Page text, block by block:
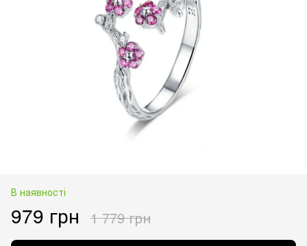
В наявності
979 грн 1 779 грн